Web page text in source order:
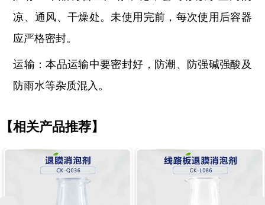
凉、通风、干燥处。未使用完前，每次使用后容器
应严格密封。
运输：本品运输中要密封好，防潮、防强碱强酸及
防雨水等杂质混入。
【相关产品推荐】